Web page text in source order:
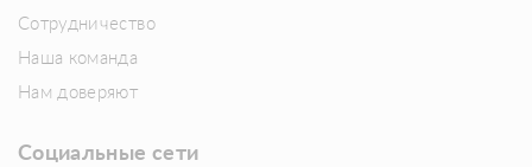
Сотрудничество
Наша команда
Нам доверяют
Социальные сети